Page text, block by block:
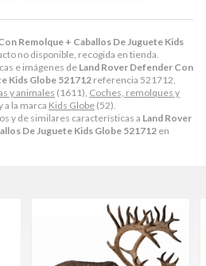
Remolque + Caballos De Juguete Kids
no disponible, recogida en tienda.
e imágenes de Land Rover Defender Con
Kids Globe 521712 referencia 521712,
y animales (1611), Coches, remolques y
a la marca Kids Globe (52).
y de similares características a Land Rover
De Juguete Kids Globe 521712 en